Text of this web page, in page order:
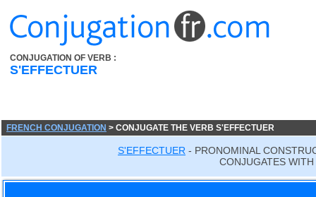
CONJUGATION OF VERB :
S'EFFECTUER
FRENCH CONJUGATION > CONJUGATE THE VERB S'EFFECTUER
S'EFFECTUER - PRONOMINAL
CONJUGATES